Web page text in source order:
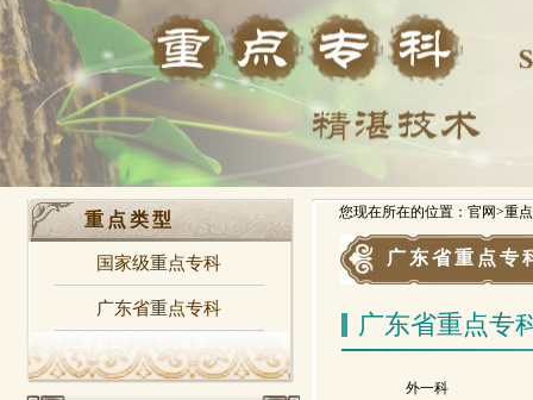
重点类型
国家级重点专科
广东省重点专科
您现在所在的位置：官网>重
广东省重点专
广东省重点专
外一科